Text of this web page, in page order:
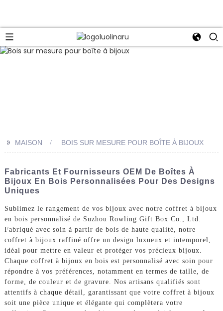
>> MAISON BOIS SUR MESURE POUR BOÎTE À BIJOUX
Fabricants Et Fournisseurs OEM De Boîtes À
Bijoux En Bois Personnalisées Pour Des Designs
Uniques
Sublimez le rangement de vos bijoux avec notre coffret à bijoux
en bois personnalisé de Suzhou Rowling Gift Box Co., Ltd.
Fabriqué avec soin à partir de bois de haute qualité, notre
coffret à bijoux raffiné offre un design luxueux et intemporel,
idéal pour mettre en valeur et protéger vos précieux bijoux.
Chaque coffret à bijoux en bois est personnalisé avec soin pour
répondre à vos préférences, notamment en termes de taille, de
forme, de couleur et de gravure. Nos artisans qualifiés sont
attentifs à chaque détail, garantissant que votre coffret à bijoux
soit une pièce unique et élégante qui complètera votre